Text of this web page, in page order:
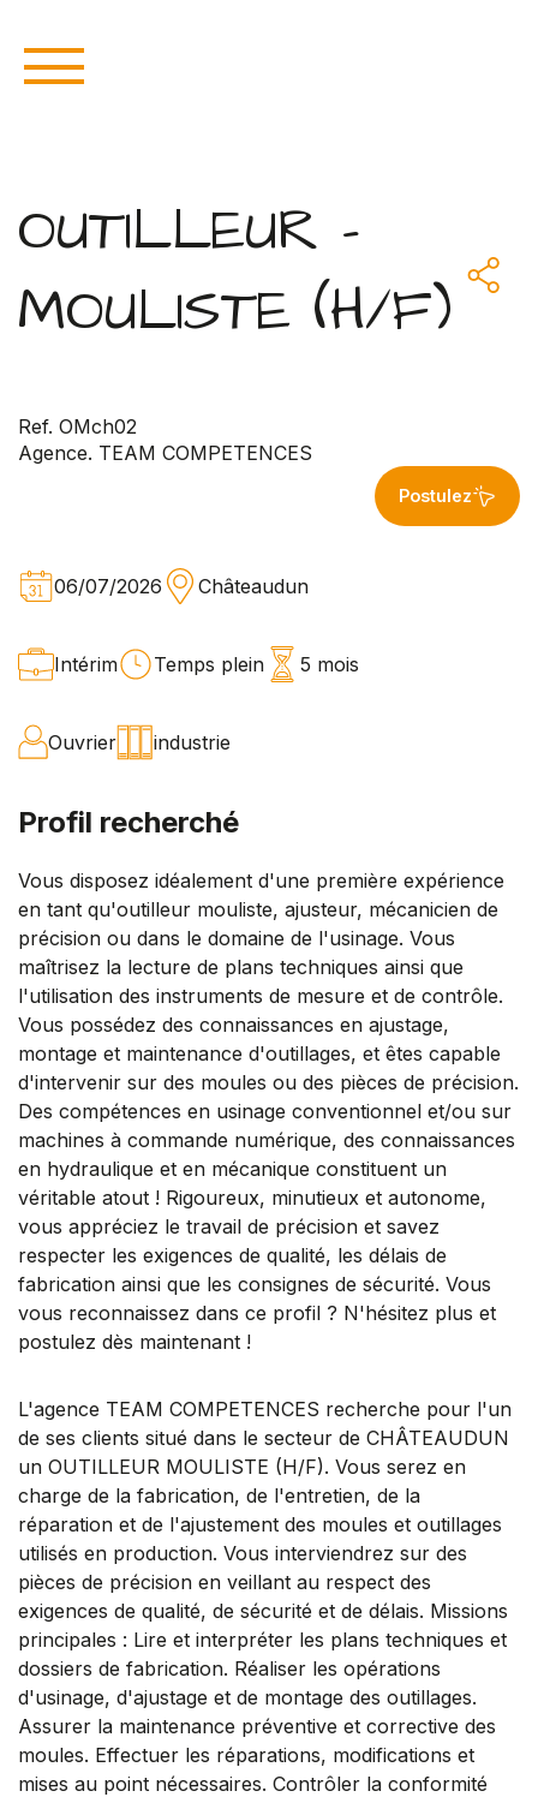
OUTILLEUR -
MOULISTE (H/F)
Ref. OMch02
Agence. TEAM COMPETENCES
Postulez
06/07/2026 Châteaudun
Intérim Temps plein 5 mois
Ouvrier industrie
Profil recherché
Vous disposez idéalement d'une première expérience
en tant qu'outilleur mouliste, ajusteur, mécanicien de
précision ou dans le domaine de l'usinage. Vous
maîtrisez la lecture de plans techniques ainsi que
l'utilisation des instruments de mesure et de contrôle.
Vous possédez des connaissances en ajustage,
montage et maintenance d'outillages, et êtes capable
d'intervenir sur des moules ou des pièces de précision.
Des compétences en usinage conventionnel et/ou sur
machines à commande numérique, des connaissances
en hydraulique et en mécanique constituent un
véritable atout ! Rigoureux, minutieux et autonome,
vous appréciez le travail de précision et savez
respecter les exigences de qualité, les délais de
fabrication ainsi que les consignes de sécurité. Vous
vous reconnaissez dans ce profil ? N'hésitez plus et
postulez dès maintenant !
L'agence TEAM COMPETENCES recherche pour l'un
de ses clients situé dans le secteur de CHÂTEAUDUN
un OUTILLEUR MOULISTE (H/F). Vous serez en
charge de la fabrication, de l'entretien, de la
réparation et de l'ajustement des moules et outillages
utilisés en production. Vous interviendrez sur des
pièces de précision en veillant au respect des
exigences de qualité, de sécurité et de délais. Missions
principales : Lire et interpréter les plans techniques et
dossiers de fabrication. Réaliser les opérations
d'usinage, d'ajustage et de montage des outillages.
Assurer la maintenance préventive et corrective des
moules. Effectuer les réparations, modifications et
mises au point nécessaires. Contrôler la conformité